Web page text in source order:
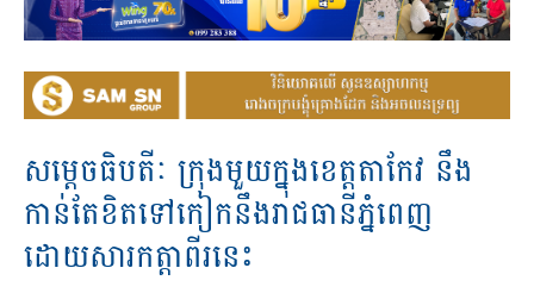
សម្តេចធិបតីៈ ក្រុងមួយក្នុងខេត្តតាកែវ នឹង
កាន់តែខិតទៅកៀកនឹងរាជធានីភ្នំពេញ
ដោយសារកត្តាពីរនេះ